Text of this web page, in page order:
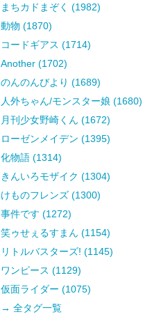
まちカドまぞく (1982)
動物 (1870)
コードギアス (1714)
Another (1702)
のんのんびより (1689)
人外ちゃん/モンスター娘 (1680)
月刊少女野崎くん (1672)
ローゼンメイデン (1395)
化物語 (1314)
きんいろモザイク (1304)
けものフレンズ (1300)
事件です (1272)
笑ゥせぇるすまん (1154)
リトルバスターズ! (1145)
ワンピース (1129)
仮面ライダー (1075)
→ 全タグ一覧